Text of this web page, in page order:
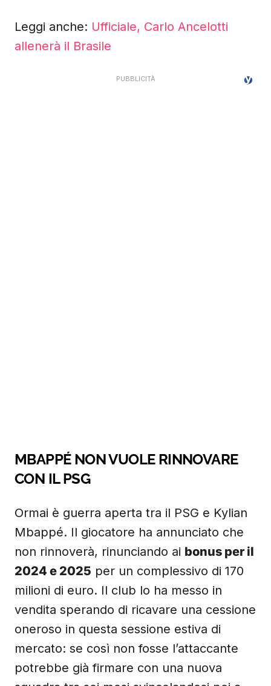
Leggi anche: Ufficiale, Carlo Ancelotti
allenerà il Brasile
MBAPPÉ NON VUOLE RINNOVARE
CON IL PSG
Ormai è guerra aperta tra il PSG e Kylian
Mbappé. Il giocatore ha annunciato che
non rinnoverà, rinunciando ai bonus per il
2024 e 2025 per un complessivo di 170
milioni di euro. Il club lo ha messo in
vendita sperando di ricavare una cessione
oneroso in questa sessione estiva di
mercato: se così non fosse l’attaccante
potrebbe già firmare con una nuova